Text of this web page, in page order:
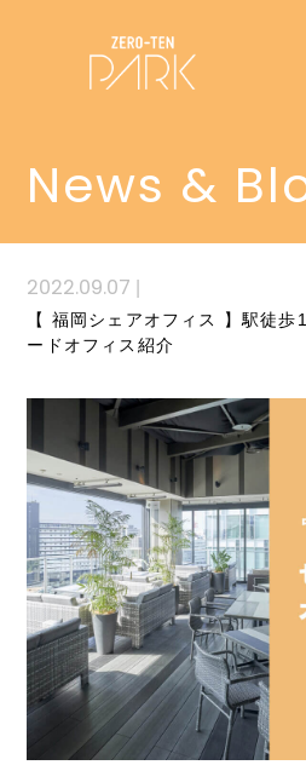
News &
2022.09.07 |
【 福岡シェアオフィス 】駅徒
ードオフィス紹介